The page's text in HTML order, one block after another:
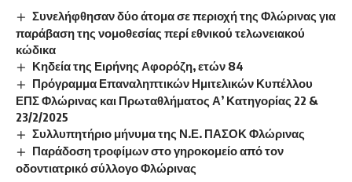
Συνελήφθησαν δύο άτομα σε περιοχή της Φλώρινας για
παράβαση της νομοθεσίας περί εθνικού τελωνειακού
κώδικα
Κηδεία της Ειρήνης Αφορόζη, ετών 84
Πρόγραμμα Επαναληπτικών Ημιτελικών Κυπέλλου
ΕΠΣ Φλώρινας και Πρωταθλήματος Α’ Κατηγορίας 22 &
23/2/2025
Συλλυπητήριο μήνυμα της Ν.Ε. ΠΑΣΟΚ Φλώρινας
Παράδοση τροφίμων στο γηροκομείο από τον
οδοντιατρικό σύλλογο Φλώρινας